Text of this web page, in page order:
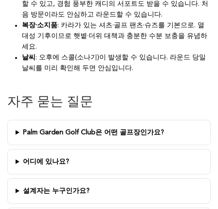
할 수 있고, 경험 풍부한 캐디의 서포트도 받을 수 있습니다. 처
음 방문이라도 안심하고 라운드할 수 있습니다.
복장·소지품: 카라가 있는 셔츠·골프 팬츠·슈즈를 기본으로. 열
대성 기후이므로 햇볕·더위 대책과 충분한 수분 보충을 유념하
세요.
날씨 : 오후에 스콜(소나기)이 발생할 수 있습니다. 라운드 당일
날씨를 미리 확인해 두면 안심입니다.
자주 묻는 질문
Palm Garden Golf Club은 어떤 골프장인가요?
어디에 있나요?
설계자는 누구인가요?